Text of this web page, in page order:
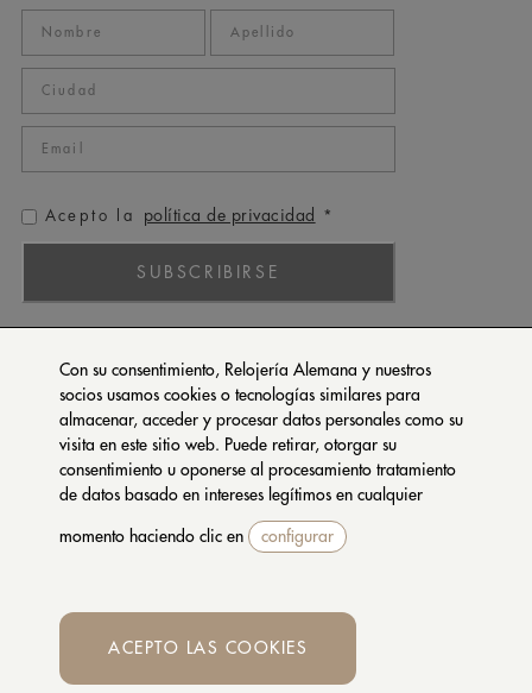
Con su consentimiento, Relojería Alemana y nuestros
socios usamos cookies o tecnologías similares para
almacenar, acceder y procesar datos personales como su
visita en este sitio web. Puede retirar, otorgar su
consentimiento u oponerse al procesamiento tratamiento
de datos basado en intereses legítimos en cualquier
momento haciendo clic en configurar
ACEPTO LAS COOKIES
Acepto la política de privacidad *
SUBSCRIBIRSE
PATEK PHILIPPE
TUDOR
CARTIER
SETENTA Y NUEVE
© 2026 RELOJERIA ALEMANA